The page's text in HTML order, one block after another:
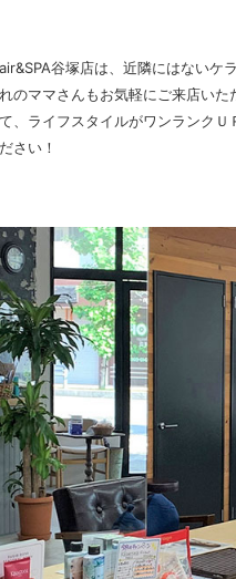
谷塚店は、近隣にはないケ
のママさんもお気軽にご来店い
、ライフスタイルがワンランク
さい！